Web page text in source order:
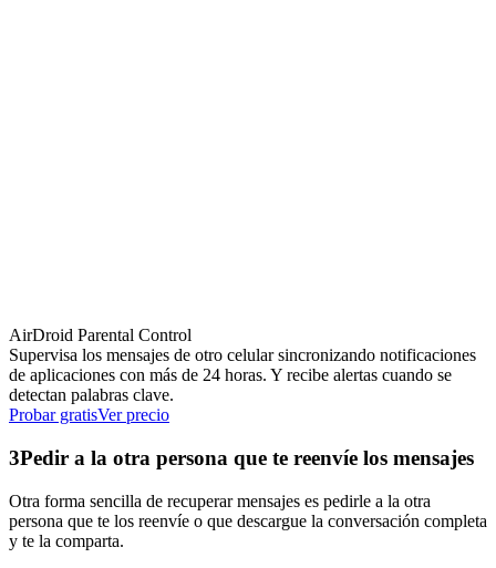
AirDroid Parental Control
Supervisa los mensajes de otro celular sincronizando notificaciones
de aplicaciones con más de 24 horas. Y recibe alertas cuando se
detectan palabras clave.
Probar gratisVer precio
3Pedir a la otra persona que te reenvíe los mensajes
Otra forma sencilla de recuperar mensajes es pedirle a la otra
persona que te los reenvíe o que descargue la conversación completa
y te la comparta.